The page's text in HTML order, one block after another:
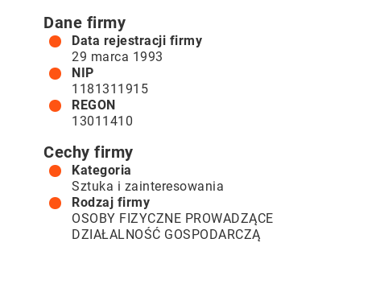
Dane firmy
Data rejestracji firmy
29 marca 1993
NIP
1181311915
REGON
13011410
Cechy firmy
Kategoria
Sztuka i zainteresowania
Rodzaj firmy
OSOBY FIZYCZNE PROWADZĄCE
DZIAŁALNOŚĆ GOSPODARCZĄ